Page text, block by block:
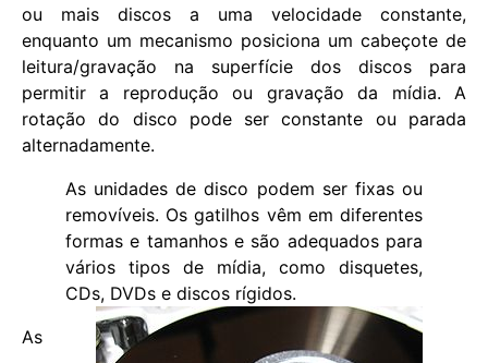
ou mais discos a uma velocidade constante,
enquanto um mecanismo posiciona um cabeçote de
leitura/gravação na superfície dos discos para
permitir a reprodução ou gravação da mídia. A
rotação do disco pode ser constante ou parada
alternadamente.
As unidades de disco podem ser fixas ou
removíveis. Os gatilhos vêm em diferentes
formas e tamanhos e são adequados para
vários tipos de mídia, como disquetes,
CDs, DVDs e discos rígidos.
As